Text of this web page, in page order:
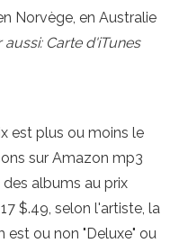
Norvège, en Australie
aussi: Carte d'iTunes
est plus ou moins le
sur Amazon mp3
albums au prix
$.49, selon l'artiste, la
ou non "Deluxe" ou